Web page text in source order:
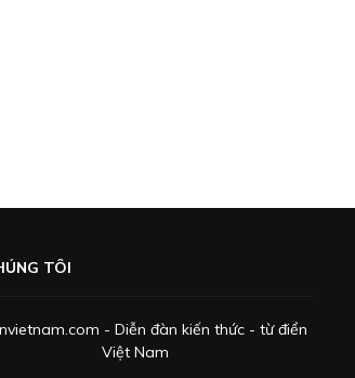
TÔI
- Diễn đàn kiến thức - từ điển
Việt Nam